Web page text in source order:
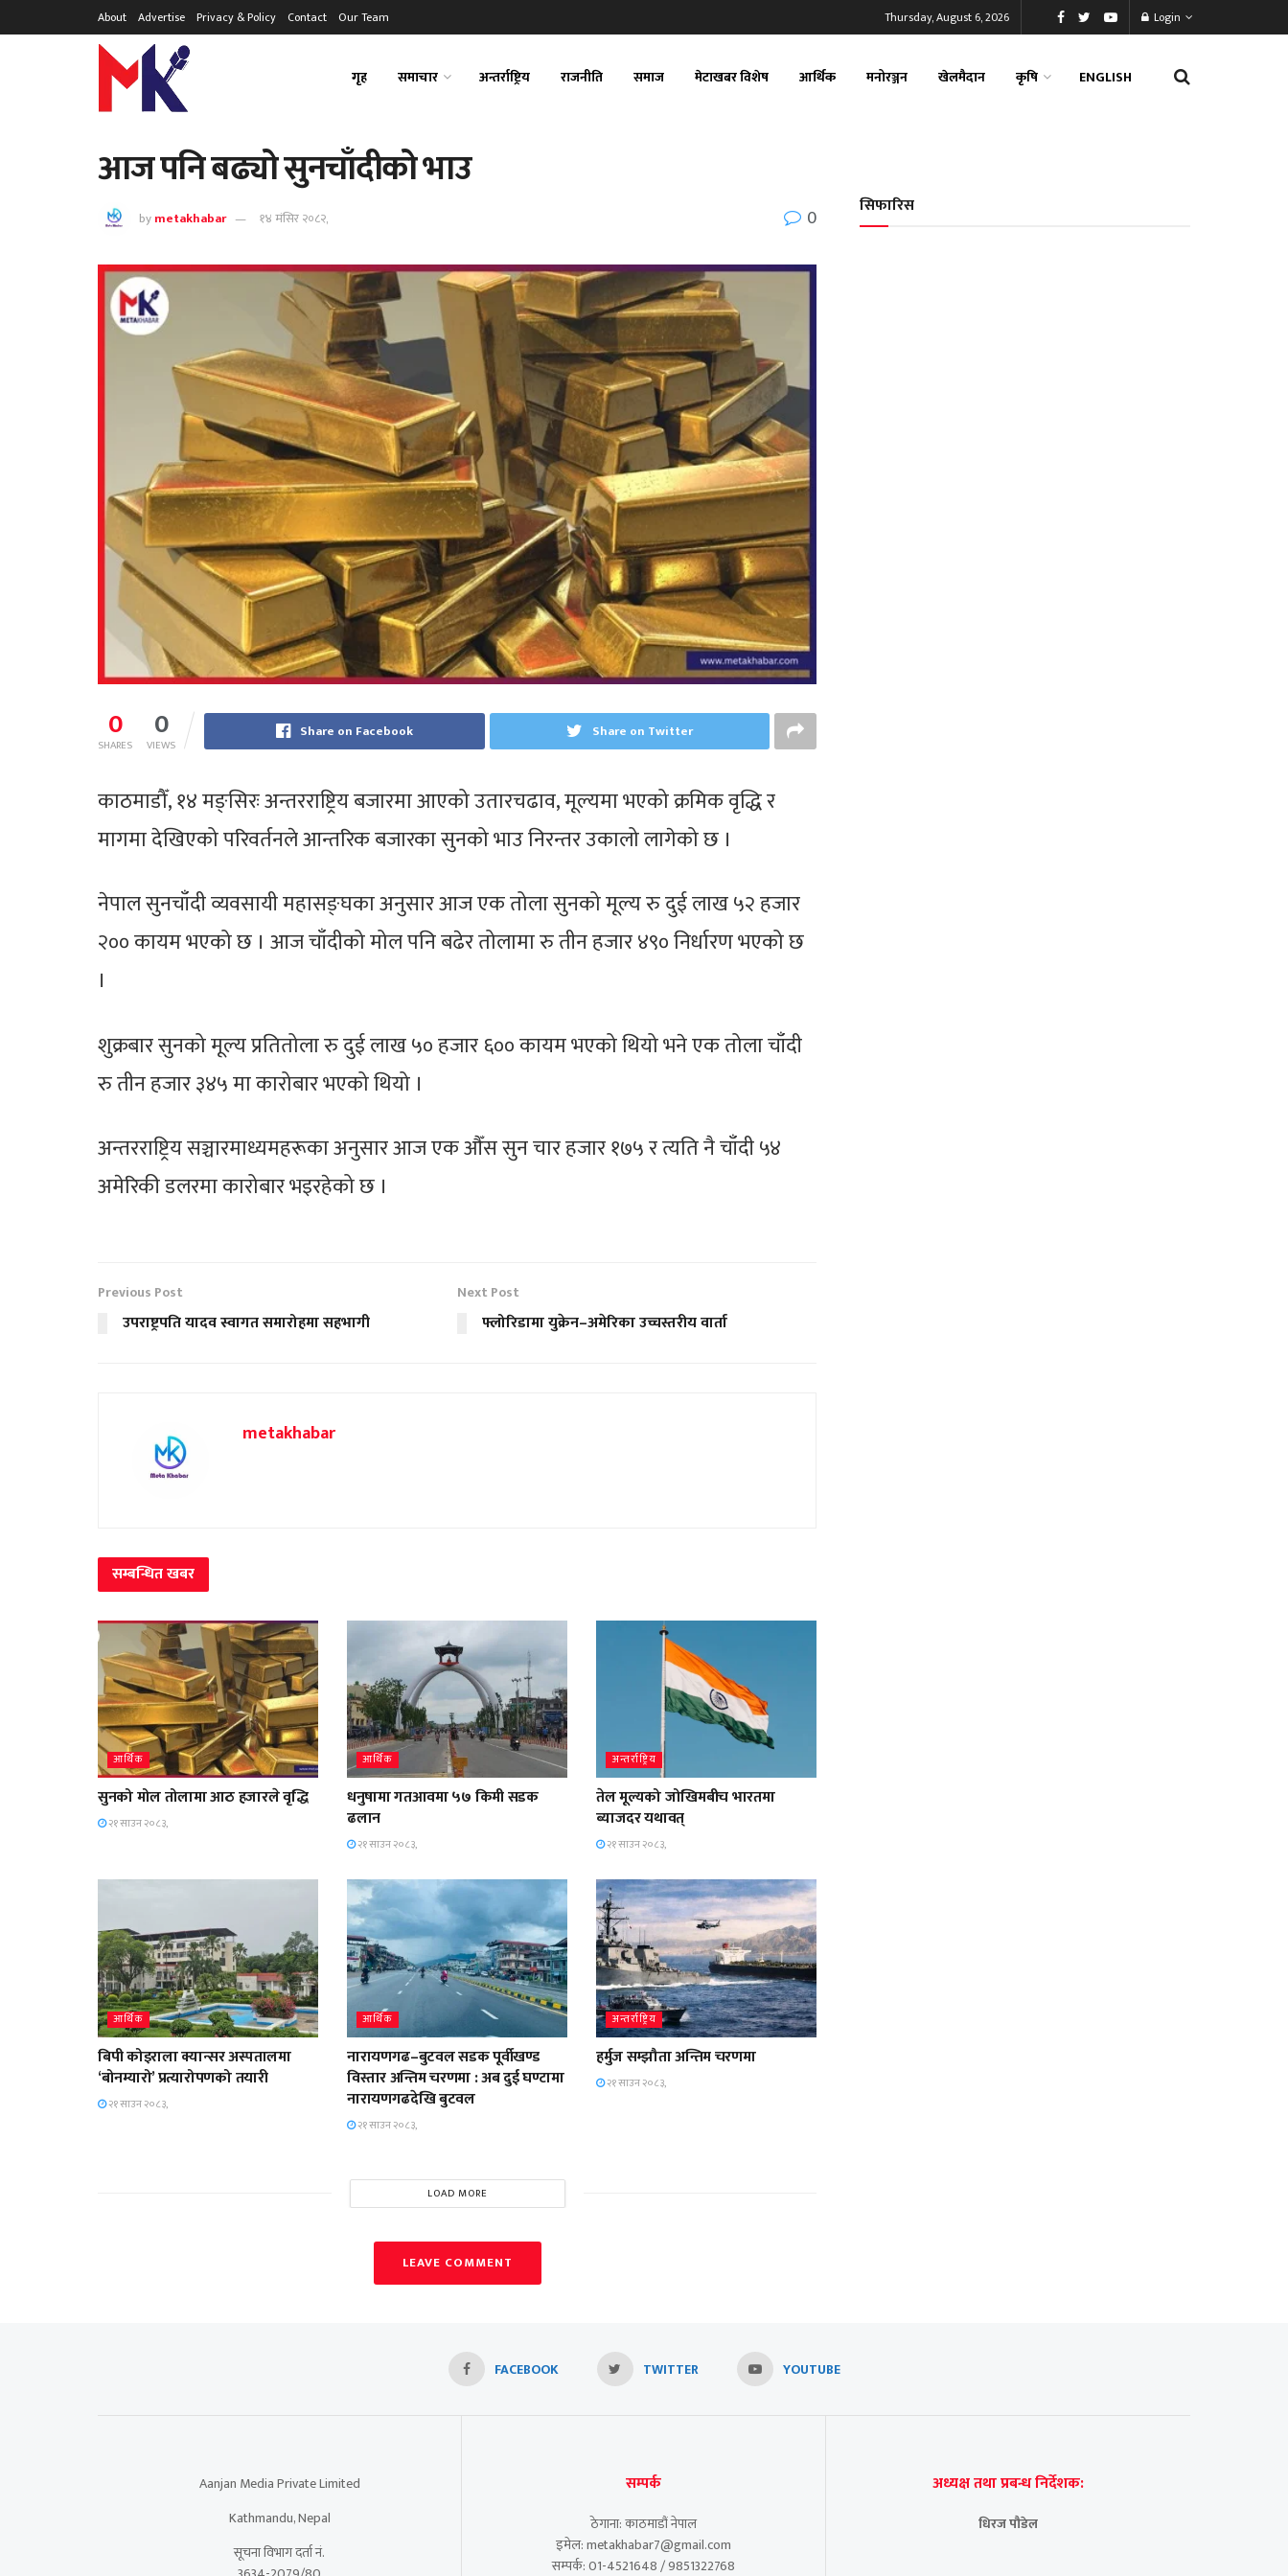
About Advertise Privacy & Policy Contact Our Team Thursday, August 6, 2026 Login
गृह समाचार अन्तर्राष्ट्रिय राजनीति समाज मेटाखबर विशेष आर्थिक मनोरञ्जन खेलमैदान कृषि ENGLISH
आज पनि बढ्यो सुनचाँदीको भाउ
bymetakhabar १४ मंसिर २०८२, 0
0
SHARES 0
VIEWS
Share on Facebook Share on Twitter
काठमाडौँ, १४ मङ्सिरः अन्तरराष्ट्रिय बजारमा आएको उतारचढाव, मूल्यमा भएको क्रमिक वृद्धि र
मागमा देखिएको परिवर्तनले आन्तरिक बजारका सुनको भाउ निरन्तर उकालो लागेको छ ।
नेपाल सुनचाँदी व्यवसायी महासङ्घका अनुसार आज एक तोला सुनको मूल्य रु दुई लाख ५२ हजार
२०० कायम भएको छ । आज चाँदीको मोल पनि बढेर तोलामा रु तीन हजार ४९० निर्धारण भएको छ
।
शुक्रबार सुनको मूल्य प्रतितोला रु दुई लाख ५० हजार ६०० कायम भएको थियो भने एक तोला चाँदी
रु तीन हजार ३४५ मा कारोबार भएको थियो ।
अन्तरराष्ट्रिय सञ्चारमाध्यमहरूका अनुसार आज एक औँस सुन चार हजार १७५ र त्यति नै चाँदी ५४
अमेरिकी डलरमा कारोबार भइरहेको छ ।
Previous Post
उपराष्ट्रपति यादव स्वागत समारोहमा सहभागी
Next Post
फ्लोरिडामा युक्रेन–अमेरिका उच्चस्तरीय वार्ता
metakhabar
सम्बन्धितखबर
आर्थिक
सुनको मोल तोलामा आठ हजारले वृद्धि
२१ साउन २०८३,
आर्थिक
धनुषामा गतआवमा ५७ किमी सडक
ढलान
२१ साउन २०८३,
अन्तर्राष्ट्रिय
तेल मूल्यको जोखिमबीच भारतमा
ब्याजदर यथावत्
२१ साउन २०८३,
आर्थिक
बिपी कोइराला क्यान्सर अस्पतालमा
‘बोनम्यारो’ प्रत्यारोपणको तयारी
२१ साउन २०८३,
आर्थिक
नारायणगढ–बुटवल सडक पूर्वीखण्ड
विस्तार अन्तिम चरणमा : अब दुई घण्टामा
नारायणगढदेखि बुटवल
२१ साउन २०८३,
अन्तर्राष्ट्रिय
हर्मुज सम्झौता अन्तिम चरणमा
२१ साउन २०८३,
LOAD MORE
LEAVE COMMENT
सिफारिस
FACEBOOK TWITTER YOUTUBE
Aanjan Media Private Limited
Kathmandu, Nepal
सूचना विभाग दर्ता नं.
सम्पर्क
ठेगाना: काठमाडौं नेपाल
इमेल: metakhabar7@gmail.com
सम्पर्क: 01-4521648 / 9851322768
अध्यक्ष तथा प्रबन्ध निर्देशक:
धिरज पौडेल